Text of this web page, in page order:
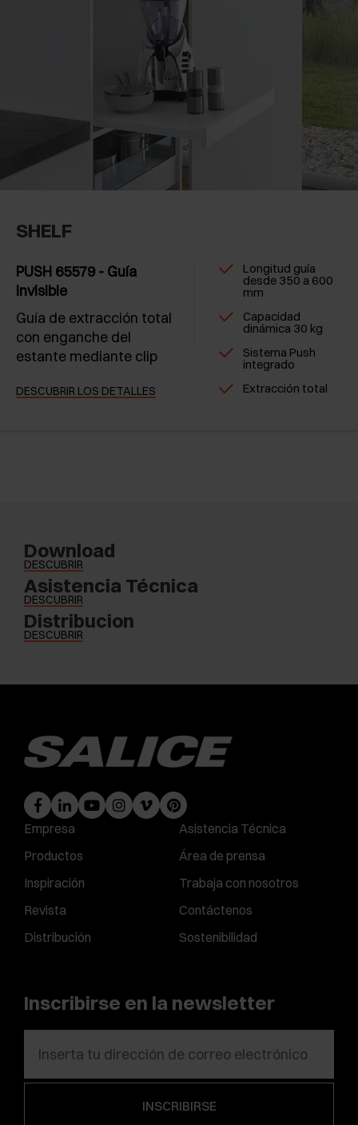
SHELF
PUSH 65579 - Guía
invisible
Guía de extracción total
con enganche del
estante mediante clip
DESCUBRIR LOS DETALLES
Longitud guía
desde 350 a 600
mm
Capacidad
dinámica 30 kg
Sistema Push
integrado
Extracción total
Download
DESCUBRIR
Asistencia Técnica
DESCUBRIR
Distribucion
DESCUBRIR
Empresa
Productos
Inspiración
Revista
Distribución
Asistencia Técnica
Área de prensa
Trabaja con nosotros
Contáctenos
Sostenibilidad
Inscribirse en la newsletter